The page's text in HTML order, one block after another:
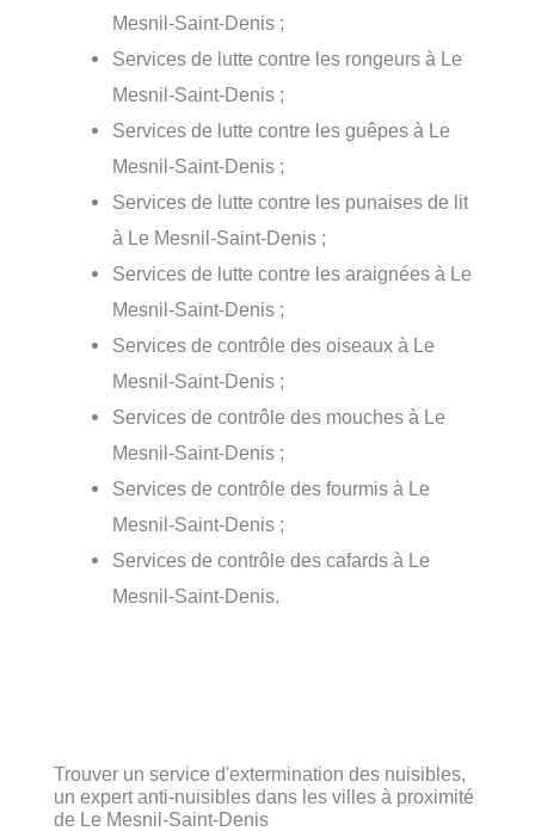
Mesnil-Saint-Denis ;
Services de lutte contre les rongeurs à Le
Mesnil-Saint-Denis ;
Services de lutte contre les guêpes à Le
Mesnil-Saint-Denis ;
Services de lutte contre les punaises de lit
à Le Mesnil-Saint-Denis ;
Services de lutte contre les araignées à Le
Mesnil-Saint-Denis ;
Services de contrôle des oiseaux à Le
Mesnil-Saint-Denis ;
Services de contrôle des mouches à Le
Mesnil-Saint-Denis ;
Services de contrôle des fourmis à Le
Mesnil-Saint-Denis ;
Services de contrôle des cafards à Le
Mesnil-Saint-Denis.
Trouver un service d'extermination des nuisibles,
un expert anti-nuisibles dans les villes à proximité
de Le Mesnil-Saint-Denis